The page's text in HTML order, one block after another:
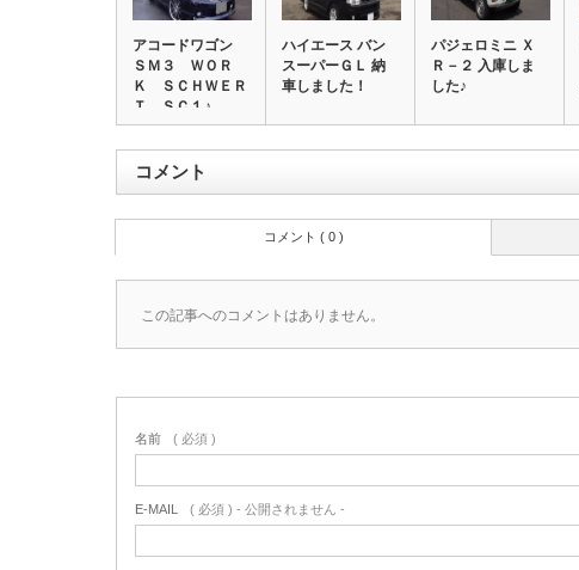
アコードワゴン
ＳＭ３ ＷＯＲ
Ｋ ＳＣＨＷＥＲ
Ｔ ＳＣ１♪
ハイエース バン
スーパーＧＬ 納
車しました！
パジェロミニ Ｘ
Ｒ－２ 入庫しま
した♪
コメント
コメント ( 0 )
この記事へのコメントはありません。
名前 ( 必須 )
E-MAIL ( 必須 ) - 公開されません -